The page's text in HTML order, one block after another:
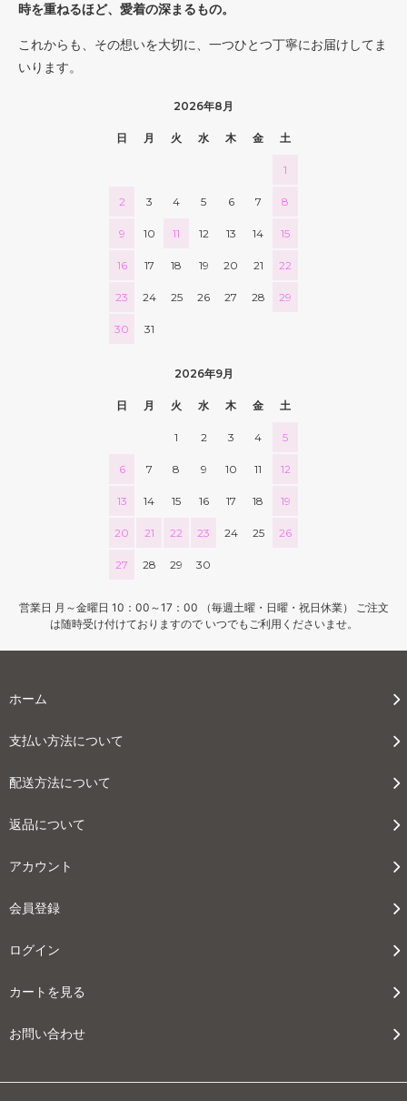
時を重ねるほど、愛着の深まるもの。
これからも、その想いを大切に、一つひとつ丁寧にお届けしてま
いります。
2026年8月
日 月 火 水 木 金 土
1
2 3 4 5 6 7 8
9 10 11 12 13 14 15
16 17 18 19 20 21 22
23 24 25 26 27 28 29
30 31
2026年9月
日 月 火 水 木 金 土
1 2 3 4 5
6 7 8 9 10 11 12
13 14 15 16 17 18 19
20 21 22 23 24 25 26
27 28 29 30
営業日 月～金曜日 10：00～17：00 （毎週土曜・日曜・祝日休業） ご注文
は随時受け付けておりますので いつでもご利用くださいませ。
ホーム
支払い方法について
配送方法について
返品について
アカウント
会員登録
ログイン
カートを見る
お問い合わせ